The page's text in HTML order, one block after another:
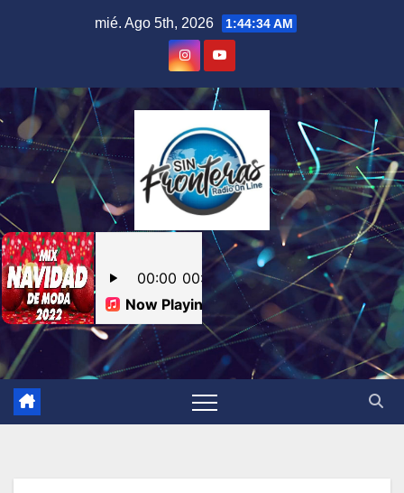
mié. Ago 5th, 2026 1:44:35 AM